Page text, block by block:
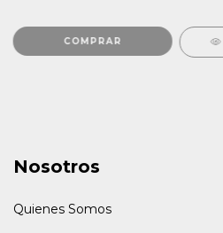
Nosotros
Quienes Somos